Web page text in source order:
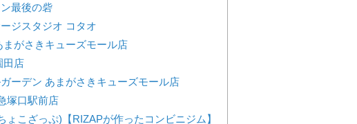
最後の砦
ジスタジオ コタオ
まがさきキューズモール店
田店
ーデン あまがさきキューズモール店
塚口駅前店
ょこざっぷ)【RIZAPが作ったコンビニジム】